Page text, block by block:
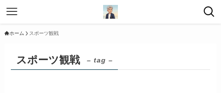
ホーム スポーツ観戦
スポーツ観戦 – tag –